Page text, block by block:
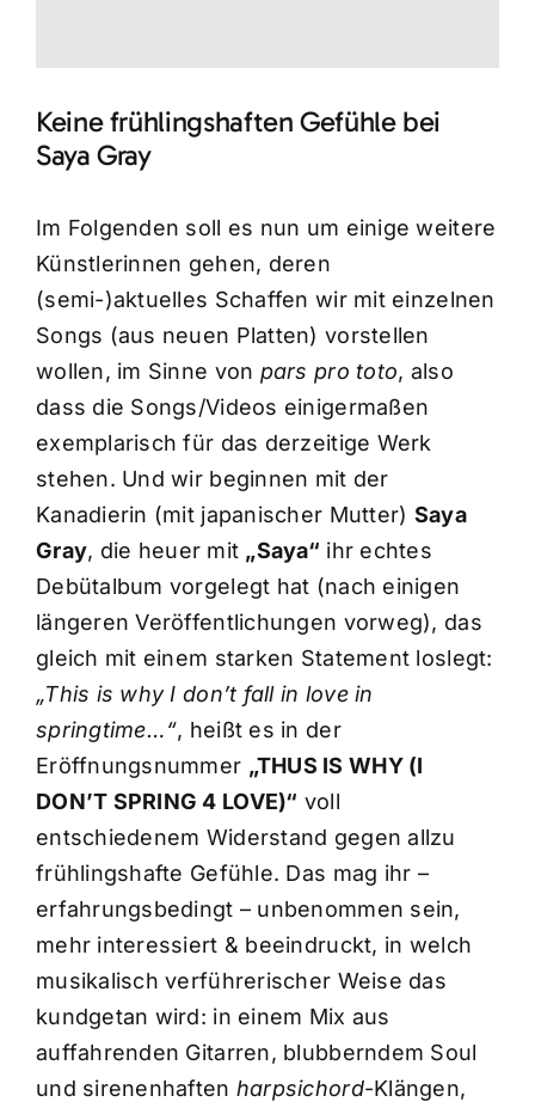
Keine frühlingshaften Gefühle bei
Saya Gray
Im Folgenden soll es nun um einige weitere
Künstlerinnen gehen, deren
(semi-)aktuelles Schaffen wir mit einzelnen
Songs (aus neuen Platten) vorstellen
wollen, im Sinne von pars pro toto, also
dass die Songs/Videos einigermaßen
exemplarisch für das derzeitige Werk
stehen. Und wir beginnen mit der
Kanadierin (mit japanischer Mutter) Saya
Gray, die heuer mit „Saya“ ihr echtes
Debütalbum vorgelegt hat (nach einigen
längeren Veröffentlichungen vorweg), das
gleich mit einem starken Statement loslegt:
„This is why I don’t fall in love in
springtime…“, heißt es in der
Eröffnungsnummer „THUS IS WHY (I
DON’T SPRING 4 LOVE)“ voll
entschiedenem Widerstand gegen allzu
frühlingshafte Gefühle. Das mag ihr –
erfahrungsbedingt – unbenommen sein,
mehr interessiert & beeindruckt, in welch
musikalisch verführerischer Weise das
kundgetan wird: in einem Mix aus
auffahrenden Gitarren, blubberndem Soul
und sirenenhaften harpsichord-Klängen,